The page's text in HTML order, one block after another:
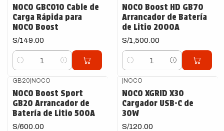
NOCO GBC010 Cable de
Carga Rápida para
NOCO Boost
S/149.00
Cantidad
NOCO Boost HD GB70
Arrancador de Batería
de Litio 2000A
S/1,500.00
Cantidad
GB20|NOCO
NOCO Boost Sport
GB20 Arrancador de
Batería de Litio 500A
S/600.00
|NOCO
NOCO XGRID X30
Cargador USB-C de
30W
S/120.00